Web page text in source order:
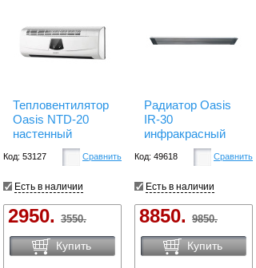
Тепловентилятор
Oasis NTD-20
настенный
Код: 53127 Сравнить
Есть в наличии
2950. 3550.
Купить
Радиатор Oasis
IR-30
инфракрасный
Код: 49618 Сравнить
Есть в наличии
8850. 9850.
Купить